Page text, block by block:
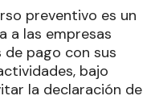
preventivo es un
a las empresas
de pago con sus
bajo
la declaración de